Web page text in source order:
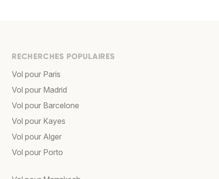
RECHERCHES POPULAIRES
Vol pour Paris
Vol pour Madrid
Vol pour Barcelone
Vol pour Kayes
Vol pour Alger
Vol pour Porto